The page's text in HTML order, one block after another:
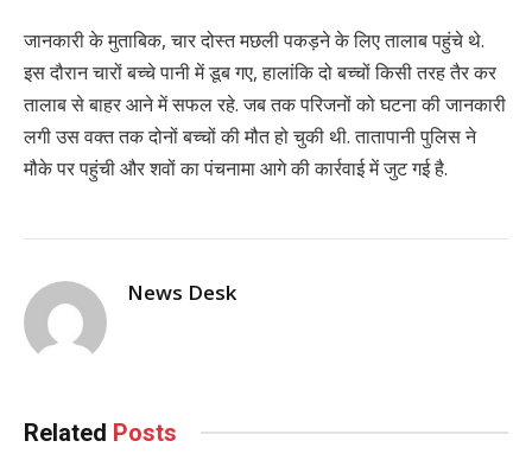
जानकारी के मुताबिक, चार दोस्त मछली पकड़ने के लिए तालाब पहुंचे थे.
इस दौरान चारों बच्चे पानी में डूब गए, हालांकि दो बच्चों किसी तरह तैर कर
तालाब से बाहर आने में सफल रहे. जब तक परिजनों को घटना की जानकारी
लगी उस वक्त तक दोनों बच्चों की मौत हो चुकी थी. तातापानी पुलिस ने
मौके पर पहुंची और शवों का पंचनामा आगे की कार्रवाई में जुट गई है.
News Desk
Related Posts